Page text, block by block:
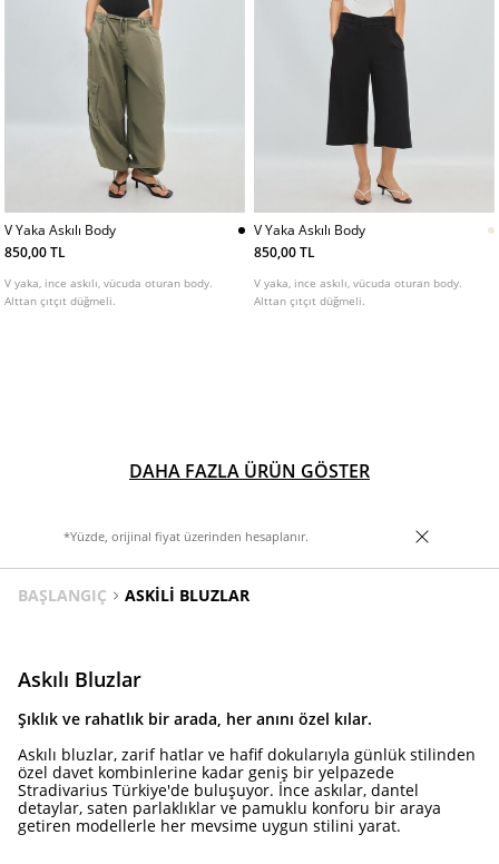
V Yaka Askılı Body
850,00 TL
V yaka, ince askılı, vücuda oturan body.
Alttan çıtçıt düğmeli.
V Yaka Askılı Body
850,00 TL
V yaka, ince askılı, vücuda oturan body.
Alttan çıtçıt düğmeli.
DAHA FAZLA ÜRÜN GÖSTER
*Yüzde, orijinal fiyat üzerinden hesaplanır.
BAŞLANGIÇ ASKILI BLUZLAR
Askılı Bluzlar
Şıklık ve rahatlık bir arada, her anını özel kılar.
Askılı bluzlar, zarif hatlar ve hafif dokularıyla günlük stilinden
özel davet kombinlerine kadar geniş bir yelpazede
Stradivarius Türkiye'de buluşuyor. İnce askılar, dantel
detaylar, saten parlaklıklar ve pamuklu konforu bir araya
getiren modellerle her mevsime uygun stilini yarat.